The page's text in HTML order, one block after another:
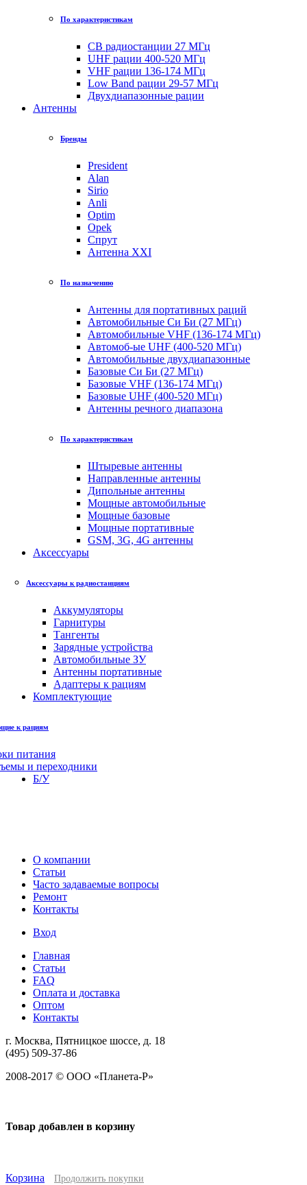
По характеристикам
CB радиостанции 27 МГц
UHF рации 400-520 МГц
VHF рации 136-174 МГц
Low Band рации 29-57 МГц
Двухдиапазонные рации
Антенны
Бренды
President
Alan
Sirio
Anli
Optim
Opek
Спрут
Антенна XXI
По назначению
Антенны для портативных раций
Автомобильные Си Би (27 МГц)
Автомобильные VHF (136-174 МГц)
Автомоб-ые UHF (400-520 МГц)
Автомобильные двухдиапазонные
Базовые Си Би (27 МГц)
Базовые VHF (136-174 МГц)
Базовые UHF (400-520 МГц)
Антенны речного диапазона
По характеристикам
Штыревые антенны
Направленные антенны
Дипольные антенны
Мощные автомобильные
Мощные базовые
Мощные портативные
GSM, 3G, 4G антенны
Аксессуары
Аксессуары к радиостанциям
Аккумуляторы
Гарнитуры
Тангенты
Зарядные устройства
Автомобильные ЗУ
Антенны портативные
Адаптеры к рациям
Комплектующие
к рациям
питания
и переходники
Б/У
О компании
Статьи
Часто задаваемые вопросы
Ремонт
Контакты
Вход
Главная
Статьи
FAQ
Оплата и доставка
Оптом
Контакты
г. Москва, Пятницкое шоссе, д. 18
(495) 509-37-86
2008-2017 © ООО «Планета-Р»
Товар добавлен в корзину
Корзина Продолжить покупки